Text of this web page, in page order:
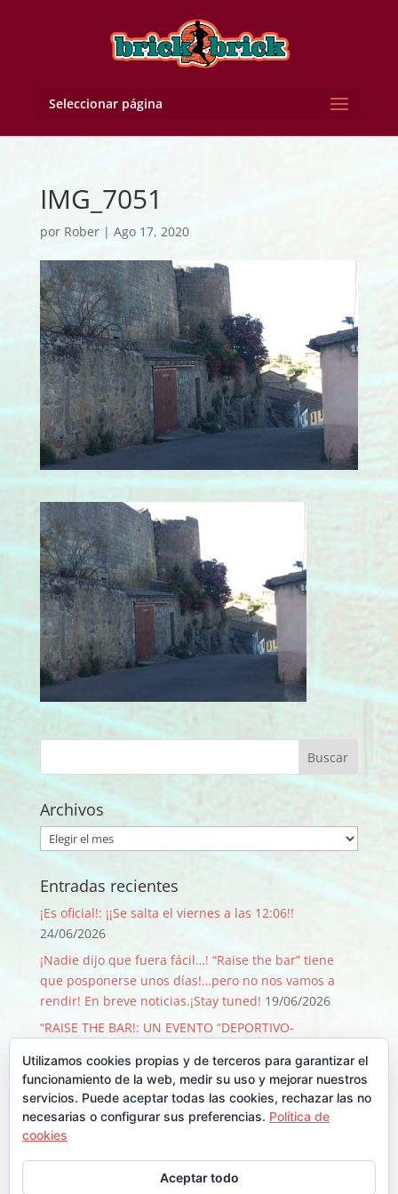
Seleccionar página
IMG_7051
por Rober| Ago 17, 2020
Archivos
Archivos
Entradas recientes
¡Es oficial!: ¡¡Se salta el viernes a las 12:06!!
24/06/2026
¡Nadie dijo que fuera fácil…! “Raise the bar” tiene
que posponerse unos días!…pero no nos vamos a
rendir! En breve noticias.¡Stay tuned! 19/06/2026
“RAISE THE BAR!: UN EVENTO “DEPORTIVO-
AÑOS! 09/06/2026
¡GRACIAS, GRACIAS …Y GRACIAS! 29/08/2025
Llegó Junio y con él la Backyard!! 30/06/2025
Comentarios recientes
Utilizamos cookies propias y de terceros para garantizar el
funcionamiento de la web, medir su uso y mejorar nuestros
servicios. Puede aceptar todas las cookies, rechazar las no
necesarias o configurar sus preferencias. Política de
cookies
Aceptar todo